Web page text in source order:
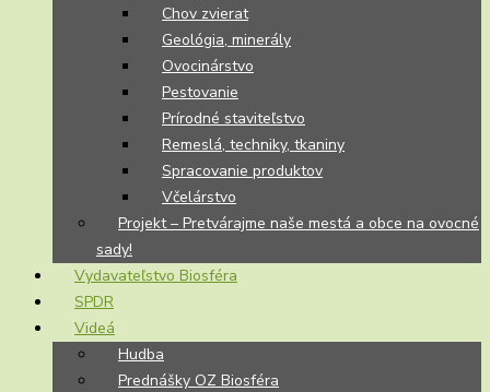
Chov zvierat
Geológia, minerály
Ovocinárstvo
Pestovanie
Prírodné staviteľstvo
Remeslá, techniky, tkaniny
Spracovanie produktov
Včelárstvo
Projekt – Pretvárajme naše mestá a obce na ovocné
sady!
Vydavateľstvo Biosféra
SPDR
Videá
Hudba
Prednášky OZ Biosféra